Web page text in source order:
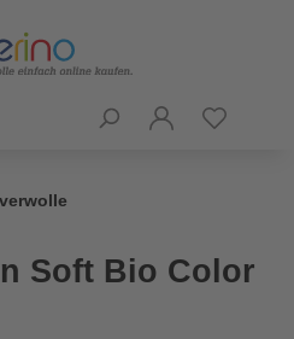
Soft Bio Color